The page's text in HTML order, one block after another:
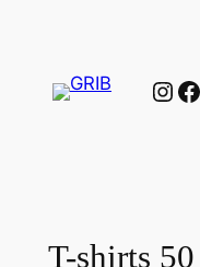
conteúdo
T-shirts